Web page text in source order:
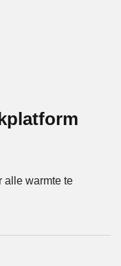
alle warmte te